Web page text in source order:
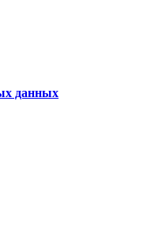
данных